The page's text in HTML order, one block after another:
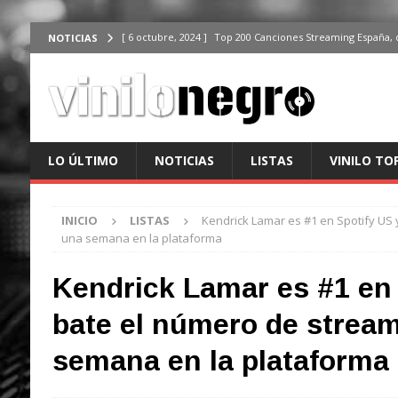
NOTICIAS [ 6 octubre, 2024 ] Top 200 Canciones Streaming
[ 3 octubre, 2024 ] Top 100 Artistas Españoles
[ 2 octubre, 2024 ] Top 100 Artistas Internacionales
ÚLTIMO
[ 6 octubre, 2024 ] Top 200 Canciones España, del 30 de
LO ÚLTIMO NOTICIAS LISTAS VINILO
INICIO LISTAS
Kendrick Lamar es #1 en Spotify
una semana en la plataforma
Kendrick Lamar es #1
bate el número de
semana en la plataforma